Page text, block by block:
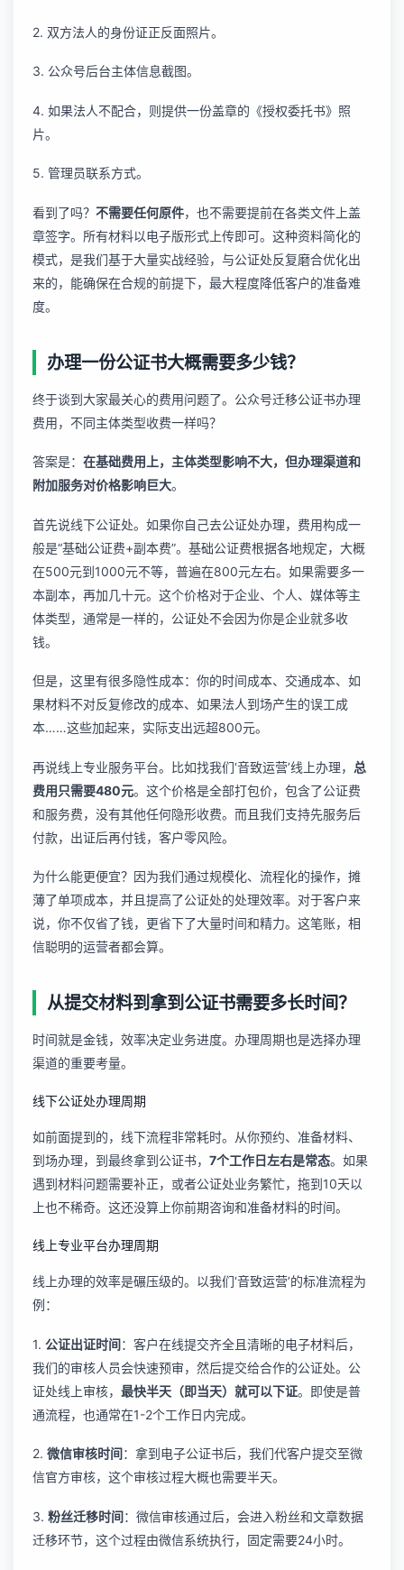
2. 双方法人的身份证正反面照片。
3. 公众号后台主体信息截图。
4. 如果法人不配合，则提供一份盖章的《授权委托书》照
片。
5. 管理员联系方式。
看到了吗？ 不需要任何原件，也不需要提前在各类文件上盖
章签字。所有材料以电子版形式上传即可。这种资料简化的
模式，是我们基于大量实战经验，与公证处反复磨合优化出
来的，能确保在合规的前提下，最大程度降低客户的准备难
度。
办理一份公证书大概需要多少钱？
终于谈到大家最关心的费用问题了。公众号迁移公证书办理
费用，不同主体类型收费一样吗？
答案是： 在基础费用上，主体类型影响不大，但办理渠道和
附加服务对价格影响巨大。
首先说线下公证处。如果你自己去公证处办理，费用构成一
般是“基础公证费+副本费”。基础公证费根据各地规定，大概
在500元到1000元不等，普遍在800元左右。如果需要多一
本副本，再加几十元。这个价格对于企业、个人、媒体等主
体类型，通常是一样的，公证处不会因为你是企业就多收
钱。
但是，这里有很多隐性成本：你的时间成本、交通成本、如
果材料不对反复修改的成本、如果法人到场产生的误工成
本……这些加起来，实际支出远超800元。
再说线上专业服务平台。比如找我们‘音致运营’线上办理， 总
费用只需要480元。这个价格是全部打包价，包含了公证费
和服务费，没有其他任何隐形收费。而且我们支持先服务后
付款，出证后再付钱，客户零风险。
为什么能更便宜？因为我们通过规模化、流程化的操作，摊
薄了单项成本，并且提高了公证处的处理效率。对于客户来
说，你不仅省了钱，更省下了大量时间和精力。这笔账，相
信聪明的运营者都会算。
从提交材料到拿到公证书需要多长时间？
时间就是金钱，效率决定业务进度。办理周期也是选择办理
渠道的重要考量。
线下公证处办理周期
如前面提到的，线下流程非常耗时。从你预约、准备材料、
到场办理，到最终拿到公证书， 7个工作日左右是常态。如果
遇到材料问题需要补正，或者公证处业务繁忙，拖到10天以
上也不稀奇。这还没算上你前期咨询和准备材料的时间。
线上专业平台办理周期
线上办理的效率是碾压级的。以我们‘音致运营’的标准流程为
例：
1. 公证出证时间：客户在线提交齐全且清晰的电子材料后，
我们的审核人员会快速预审，然后提交给合作的公证处。公
证处线上审核， 最快半天（即当天）就可以下证。即使是普
通流程，也通常在1-2个工作日内完成。
2. 微信审核时间：拿到电子公证书后，我们代客户提交至微
信官方审核，这个审核过程大概也需要半天。
3. 粉丝迁移时间：微信审核通过后，会进入粉丝和文章数据
迁移环节，这个过程由微信系统执行，固定需要24小时。